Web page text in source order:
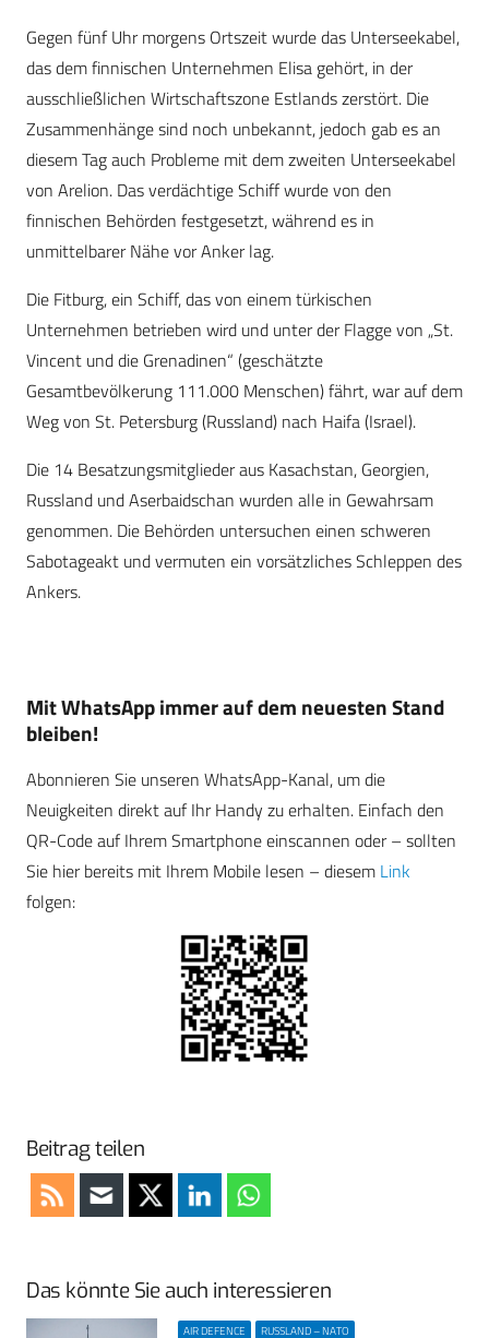
Gegen fünf Uhr morgens Ortszeit wurde das Unterseekabel,
das dem finnischen Unternehmen Elisa gehört, in der
ausschließlichen Wirtschaftszone Estlands zerstört. Die
Zusammenhänge sind noch unbekannt, jedoch gab es an
diesem Tag auch Probleme mit dem zweiten Unterseekabel
von Arelion. Das verdächtige Schiff wurde von den
finnischen Behörden festgesetzt, während es in
unmittelbarer Nähe vor Anker lag.
Die Fitburg, ein Schiff, das von einem türkischen
Unternehmen betrieben wird und unter der Flagge von „St.
Vincent und die Grenadinen“ (geschätzte
Gesamtbevölkerung 111.000 Menschen) fährt, war auf dem
Weg von St. Petersburg (Russland) nach Haifa (Israel).
Die 14 Besatzungsmitglieder aus Kasachstan, Georgien,
Russland und Aserbaidschan wurden alle in Gewahrsam
genommen. Die Behörden untersuchen einen schweren
Sabotageakt und vermuten ein vorsätzliches Schleppen des
Ankers.
Mit WhatsApp immer auf dem neuesten Stand
bleiben!
Abonnieren Sie unseren WhatsApp-Kanal, um die
Neuigkeiten direkt auf Ihr Handy zu erhalten. Einfach den
QR-Code auf Ihrem Smartphone einscannen oder – sollten
Sie hier bereits mit Ihrem Mobile lesen – diesem Link
folgen:
Beitrag teilen
Das könnte Sie auch interessieren
AIR DEFENCE RUSSLAND – NATO